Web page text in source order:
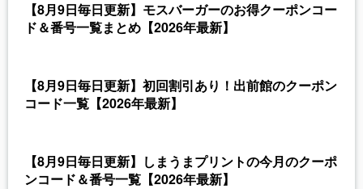
【8月9日毎日更新】モスバーガーのお得クーポンコー
ド＆番号一覧まとめ【2026年最新】
【8月9日毎日更新】初回割引あり！出前館のクーポン
コード一覧【2026年最新】
【8月9日毎日更新】しまうまプリントの今月のクーポ
ンコード＆番号一覧【2026年最新】